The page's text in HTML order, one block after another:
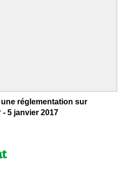
réglementation sur
- 5 janvier 2017